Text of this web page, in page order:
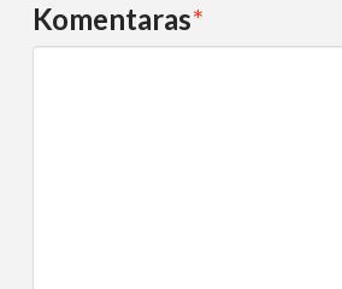
Komentaras*